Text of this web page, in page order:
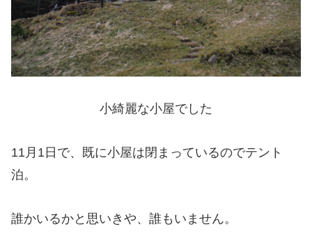
小綺麗な小屋でした
11月1日で、既に小屋は閉まっているのでテント
泊。
誰かいるかと思いきや、誰もいません。